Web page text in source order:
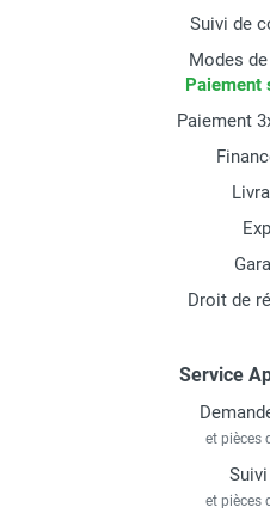
Suivi de
Modes
Paiement
Paiement
Droit de
Service
et pièces
et pièces